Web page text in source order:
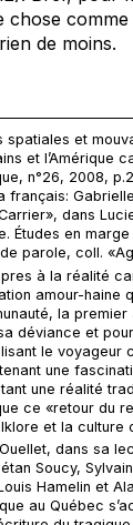
chose
de moins.
spatiales et
et l’Amérique
, n°26, 2008,
français:
dans
Études en
parole, coll.
à la réalité
amour-haine
la premier
déviance et
le voyageur
une
une réalité
ce «retour du
et la culture
dans sa
Soucy,
Hamelin et
au Québec